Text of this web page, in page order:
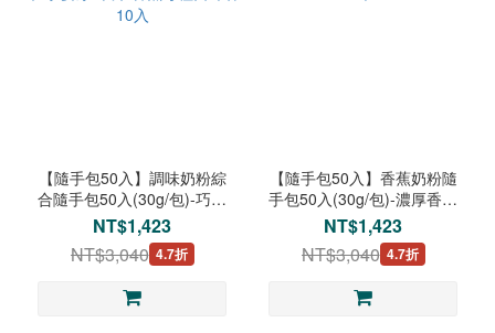
【隨手包50入】調味奶粉綜
合隨手包50入(30g/包)-巧克
力/草莓/麥芽/果汁/香蕉每種
口味各10入
NT$1,423
NT$3,040 4.7折
【隨手包50入】香蕉奶粉隨
手包50入(30g/包)-濃厚香蕉
好滋味
NT$1,423
NT$3,040 4.7折